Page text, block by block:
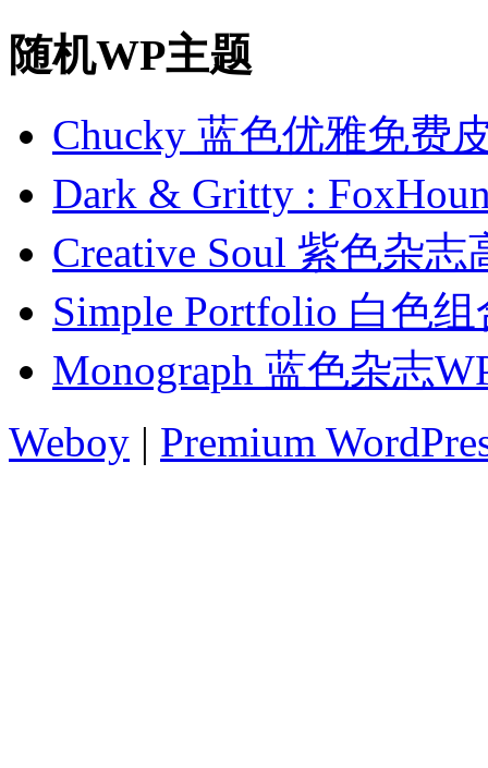
随机WP主题
Chucky 蓝色优雅免费
Dark & Gritty :
Creative Soul 紫色杂志
Simple Portfolio 白色
Monograph 蓝色杂志
Weboy | Premium